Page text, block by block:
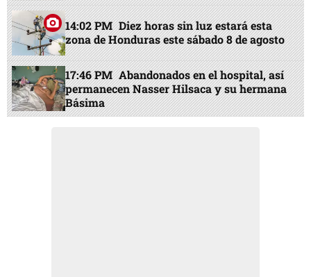
14:02 PM Diez horas sin luz estará esta
zona de Honduras este sábado 8 de agosto
17:46 PM Abandonados en el hospital, así
permanecen Nasser Hilsaca y su hermana
Básima